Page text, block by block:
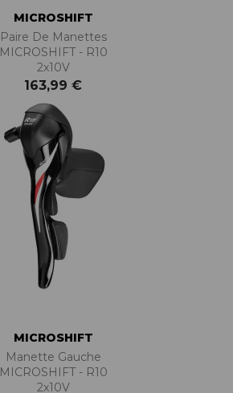
MICROSHIFT
Paire De Manettes
MICROSHIFT - R10
2x10V
163,99 €
MICROSHIFT
Manette Gauche
MICROSHIFT - R10
2x10V